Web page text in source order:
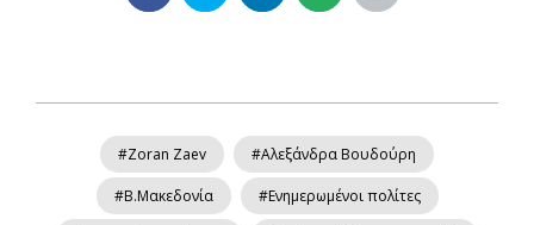
#Zoran Zaev #Αλεξάνδρα Βουδούρη
#Β.Μακεδονία #Ενημερωμένοι πολίτες